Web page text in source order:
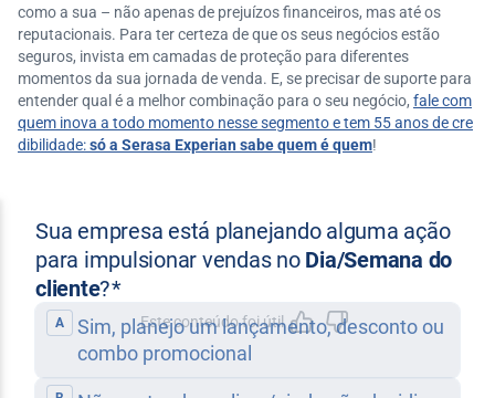
como a sua – não apenas de prejuízos financeiros, mas até os
reputacionais. Para ter certeza de que os seus negócios estão
seguros, invista em camadas de proteção para diferentes
momentos da sua jornada de venda. E, se precisar de suporte para
entender qual é a melhor combinação para o seu negócio, fale com
quem inova a todo momento nesse segmento e tem 55 anos de cre
dibilidade:só a Serasa Experian sabe quem é quem!
Este conteúdo foi útil